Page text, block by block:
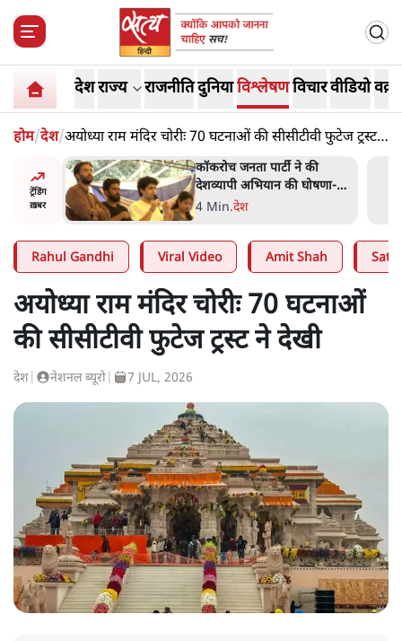
देशराज्य राजनीतिदुनियाविश्लेषणविचारवीडियो
होम/देश/अयोध्या राम मंदिर चोरीः 70 घटनाओं की सीसीटीवी फुटेज ट्रस्ट ने
देखी
ट्रेंडिंग
ख़बर
ने
सोरेन का
कॉकरोच जनता पार्टी ने की
देशव्यापी अभियान की घोषणा-
'क्या बोलती पब्लिक'
4 Min.देश
Rahul Gandhi Viral Video Amit Shah
अयोध्या राम मंदिर चोरीः 70 घटनाओं
की सीसीटीवी फुटेज ट्रस्ट ने देखी
देश नेशनल ब्यूरो 7 JUL, 2026